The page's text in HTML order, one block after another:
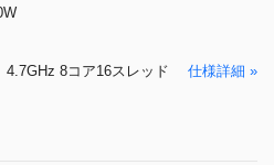
8コア16スレッド 仕様詳細 »